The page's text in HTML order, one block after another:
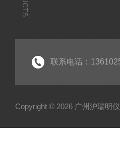
联系电话：
Copyright © 2026 广州沪瑞明